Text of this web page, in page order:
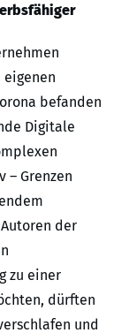
eigenen
befanden
Digitale
Grenzen
der
zu einer
dürften
und